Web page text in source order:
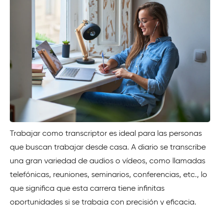
Trabajar como transcriptor es ideal para las personas
que buscan trabajar desde casa. A diario se transcribe
una gran variedad de audios o vídeos, como llamadas
telefónicas, reuniones, seminarios, conferencias, etc., lo
que significa que esta carrera tiene infinitas
oportunidades si se trabaja con precisión y eficacia.